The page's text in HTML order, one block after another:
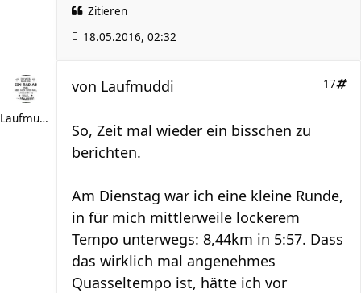
Zitieren
18.05.2016, 02:32
Laufmuddi
17
von Laufmuddi
So, Zeit mal wieder ein bisschen zu
berichten.
Am Dienstag war ich eine kleine Runde,
in für mich mittlerweile lockerem
Tempo unterwegs: 8,44km in 5:57. Dass
das wirklich mal angenehmes
Quasseltempo ist, hätte ich vor